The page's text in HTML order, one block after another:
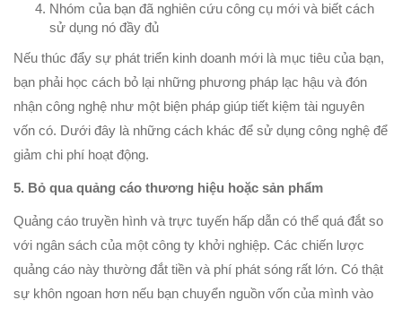
Nhóm của bạn đã nghiên cứu công cụ mới và biết cách
sử dụng nó đầy đủ
Nếu thúc đẩy sự phát triển kinh doanh mới là mục tiêu của bạn,
bạn phải học cách bỏ lại những phương pháp lạc hậu và đón
nhận công nghệ như một biện pháp giúp tiết kiệm tài nguyên
vốn có. Dưới đây là những cách khác để sử dụng công nghệ để
giảm chi phí hoạt động.
5. Bỏ qua quảng cáo thương hiệu hoặc sản phẩm
Quảng cáo truyền hình và trực tuyến hấp dẫn có thể quá đắt so
với ngân sách của một công ty khởi nghiệp. Các chiến lược
quảng cáo này thường đắt tiền và phí phát sóng rất lớn. Có thật
sự khôn ngoan hơn nếu bạn chuyển nguồn vốn của mình vào